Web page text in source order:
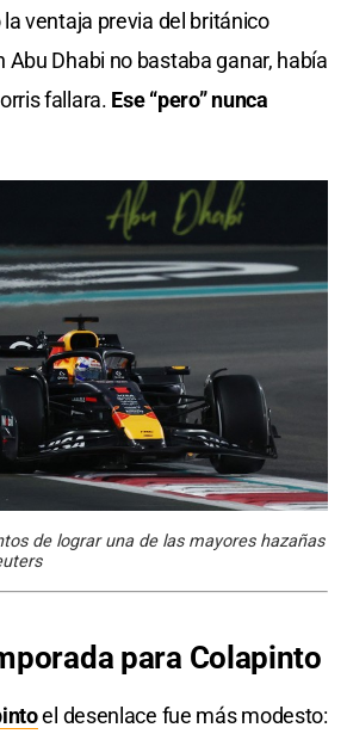
la ventaja previa del británico
Abu Dhabi no bastaba ganar, había
fallara. Ese “pero” nunca
de lograr una de las mayores hazañas
para Colapinto
el desenlace fue más modesto: